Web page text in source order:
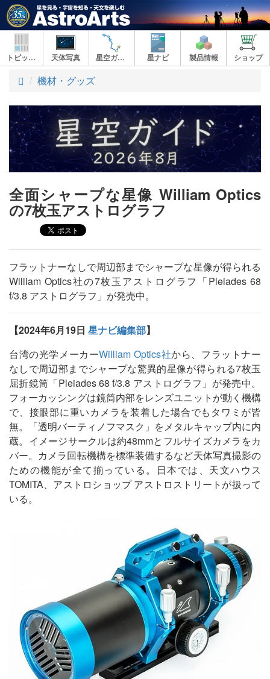
トピックス 天体写真 星空ガイド 星ナビ 製品情報 ショップ
ト
プ
機材・グッズ
全面シャープな星像 William Optics
の7枚玉アストログラフ
フラットナーなしで周辺部までシャープな星像が得られる
William Optics社の7枚玉アストログラフ「Pleiades 68
f/3.8 アストログラフ」が発売中。
【2024年6月19日 星ナビ編集部】
台湾の光学メーカーWilliam Optics社から、フラットナー
なしで周辺部までシャープな驚異的星像が得られる7枚玉
屈折鏡筒「Pleiades 68 f/3.8 アストログラフ」が発売中。
フォーカッシングは鏡筒内部をレンズユニットが動く機構
で、接眼部に重いカメラを装着した場合でもタワミが皆
無。「透明バーティノフマスク」をメタルキャップ内に内
蔵。イメージサークルは約48mmとフルサイズカメラをカ
バー。カメラ回転機構を標準装備するなど天体写真撮影の
ための機能が全て揃っている。日本では、天文ハウス
TOMITA、アストロショップ アストロストリートが扱って
いる。